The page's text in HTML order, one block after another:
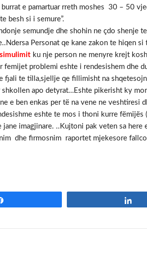
e pamartuar rreth moshes 30 – 50
besh si i semure”.
semundje dhe shohin ne çdo
Personat qe kane zakon te hiqen
ku nje person ne menyre krejt
femijet problemi eshte i rendesishem dhe
te tilla,sjellje qe fillimisht na
apo detyrat…Eshte pikerisht ky
e ben enkas per të na vene ne veshtiresi
eshte te mos i thoni kurre
imagjinare. ..Kujtoni pak veten sa
dhe firmosnim raportet mjekesore